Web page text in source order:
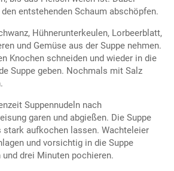
entstehenden Schaum abschöpfen.
Hühnerunterkeulen, Lorbeerblatt,
und Gemüse aus der Suppe nehmen.
Knochen schneiden und wieder in die
Suppe geben. Nochmals mit Salz
Suppennudeln nach
garen und abgießen. Die Suppe
stark aufkochen lassen. Wachteleier
und vorsichtig in die Suppe
drei Minuten pochieren.